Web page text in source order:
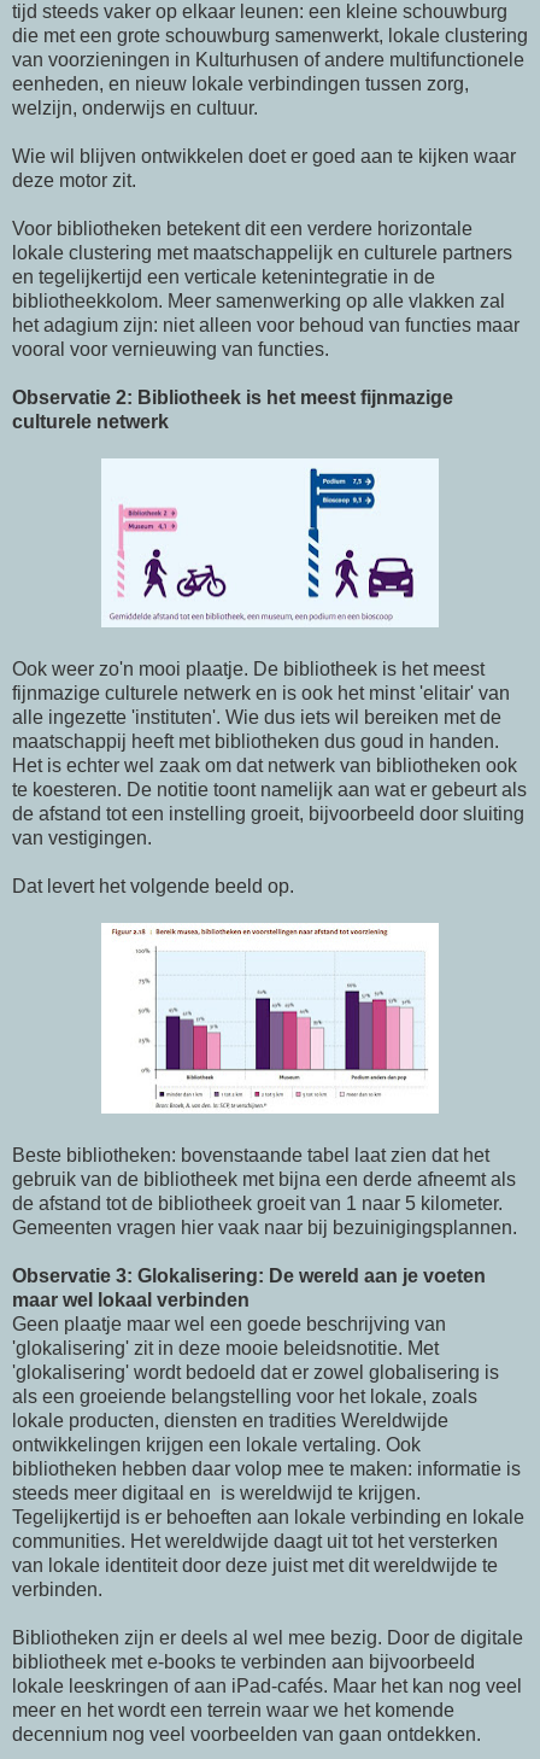
tijd steeds vaker op elkaar leunen: een kleine schouwburg
die met een grote schouwburg samenwerkt, lokale clustering
van voorzieningen in Kulturhusen of andere multifunctionele
eenheden, en nieuw lokale verbindingen tussen zorg,
welzijn, onderwijs en cultuur.
Wie wil blijven ontwikkelen doet er goed aan te kijken waar
deze motor zit.
Voor bibliotheken betekent dit een verdere horizontale
lokale clustering met maatschappelijk en culturele partners
en tegelijkertijd een verticale ketenintegratie in de
bibliotheekkolom. Meer samenwerking op alle vlakken zal
het adagium zijn: niet alleen voor behoud van functies maar
vooral voor vernieuwing van functies.
Observatie 2: Bibliotheek is het meest fijnmazige
culturele netwerk
Ook weer zo'n mooi plaatje. De bibliotheek is het meest
fijnmazige culturele netwerk en is ook het minst 'elitair' van
alle ingezette 'instituten'. Wie dus iets wil bereiken met de
maatschappij heeft met bibliotheken dus goud in handen.
Het is echter wel zaak om dat netwerk van bibliotheken ook
te koesteren. De notitie toont namelijk aan wat er gebeurt als
de afstand tot een instelling groeit, bijvoorbeeld door sluiting
van vestigingen.
Dat levert het volgende beeld op.
Beste bibliotheken: bovenstaande tabel laat zien dat het
gebruik van de bibliotheek met bijna een derde afneemt als
de afstand tot de bibliotheek groeit van 1 naar 5 kilometer.
Gemeenten vragen hier vaak naar bij bezuinigingsplannen.
Observatie 3: Glokalisering: De wereld aan je voeten
maar wel lokaal verbinden
Geen plaatje maar wel een goede beschrijving van
'glokalisering' zit in deze mooie beleidsnotitie. Met
'glokalisering' wordt bedoeld dat er zowel globalisering is
als een groeiende belangstelling voor het lokale, zoals
lokale producten, diensten en tradities Wereldwijde
ontwikkelingen krijgen een lokale vertaling. Ook
bibliotheken hebben daar volop mee te maken: informatie is
steeds meer digitaal en is wereldwijd te krijgen.
Tegelijkertijd is er behoeften aan lokale verbinding en lokale
communities. Het wereldwijde daagt uit tot het versterken
van lokale identiteit door deze juist met dit wereldwijde te
verbinden.
Bibliotheken zijn er deels al wel mee bezig. Door de digitale
bibliotheek met e-books te verbinden aan bijvoorbeeld
lokale leeskringen of aan iPad-cafés. Maar het kan nog veel
meer en het wordt een terrein waar we het komende
decennium nog veel voorbeelden van gaan ontdekken.